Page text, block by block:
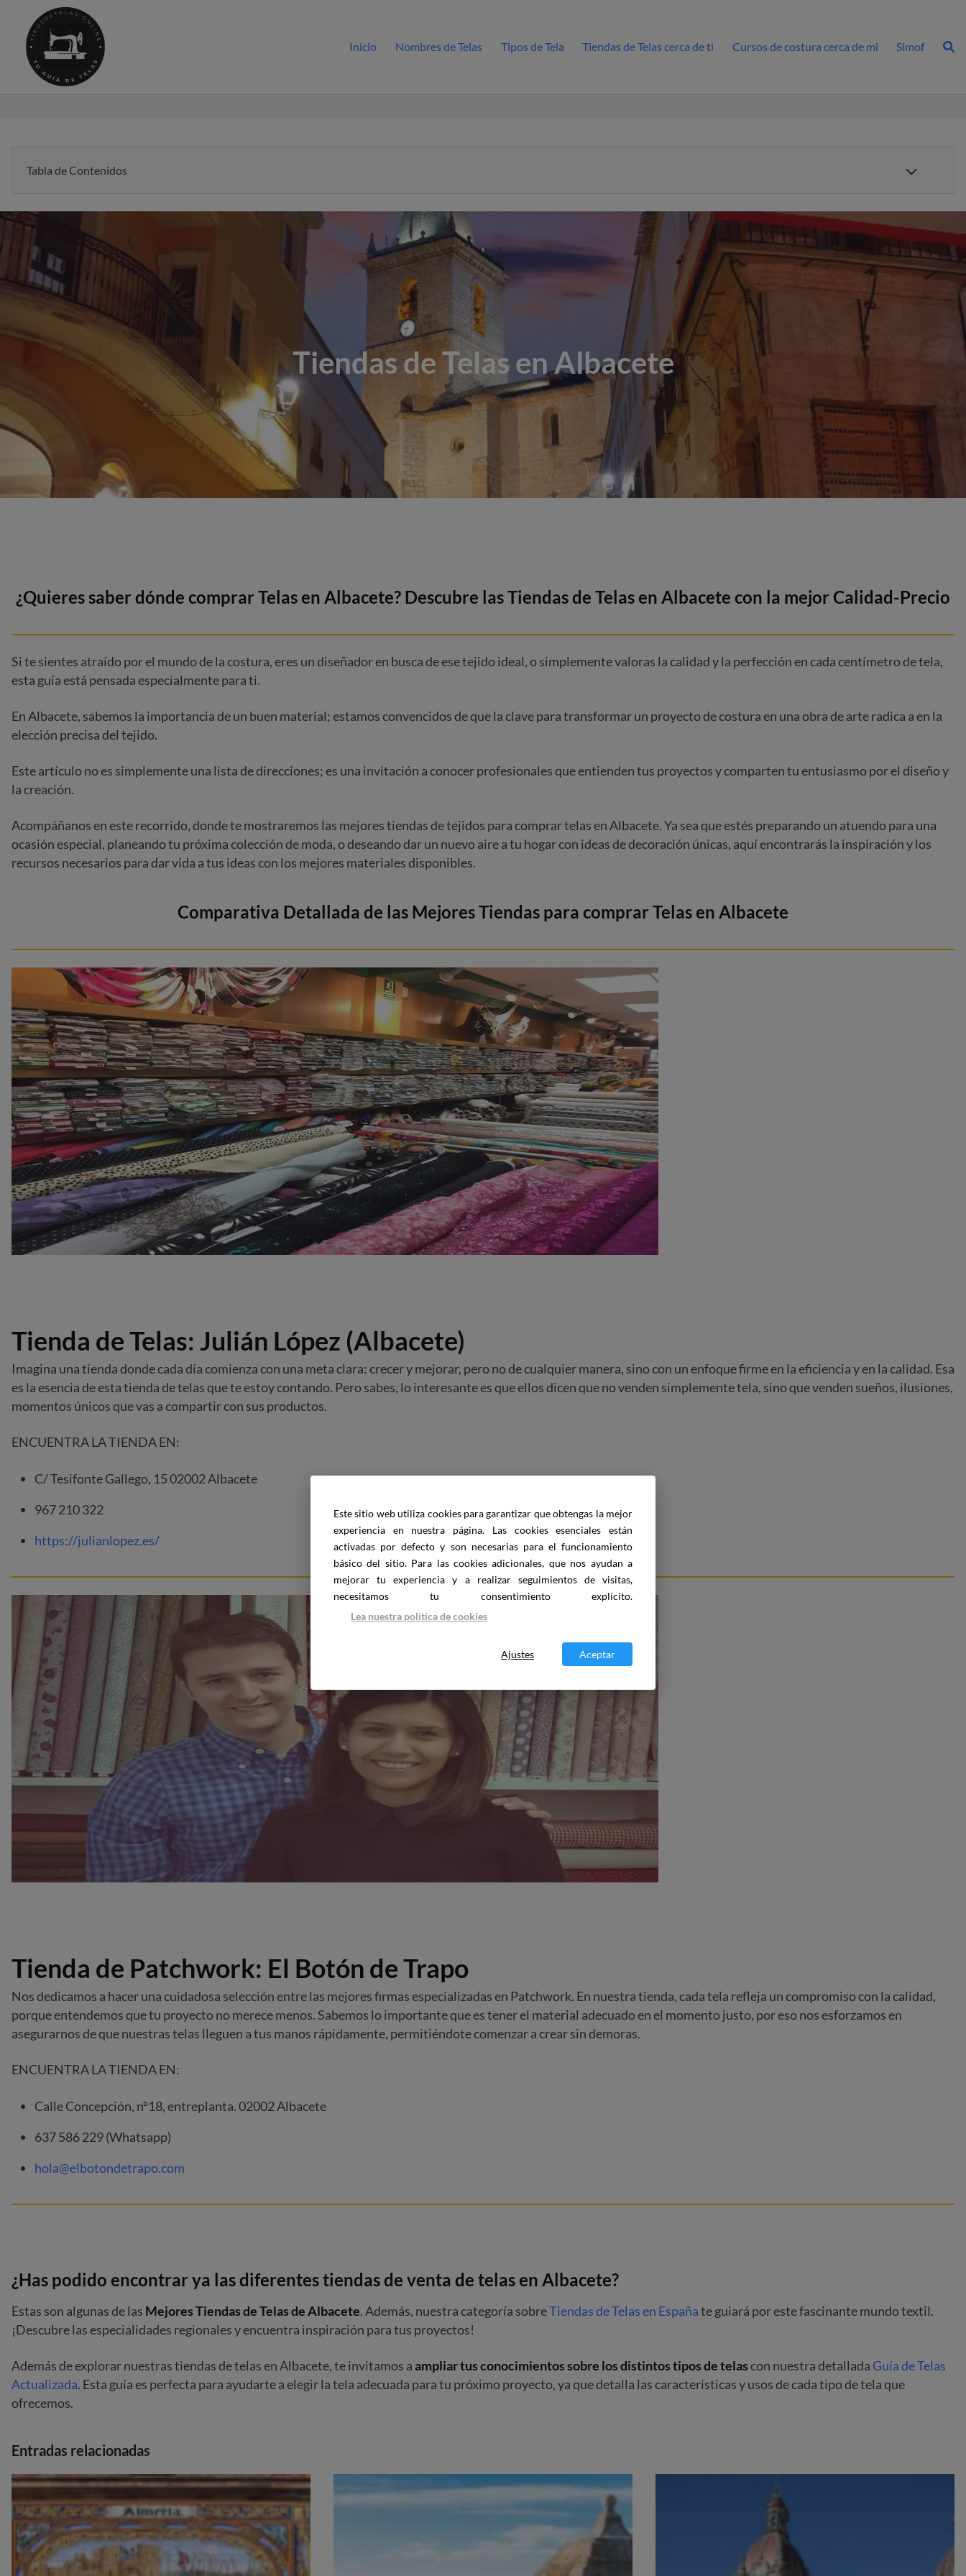
contenido
Inicio Nombres de Telas Tipos de Tela Tiendas de Telas cerca de ti Cursos de costura cerca de mi Simof
Tabla de Contenidos
Tiendas de Telas en Albacete
¿Quieres saber dónde comprar Telas en Albacete? Descubre las Tiendas de Telas en Albacete con la mejor Calidad-Precio
Si te sientes atraído por el mundo de la costura, eres un diseñador en busca de ese tejido ideal, o simplemente valoras la calidad y la perfección en cada centímetro de tela,
esta guía está pensada especialmente para ti.
En Albacete, sabemos la importancia de un buen material; estamos convencidos de que la clave para transformar un proyecto de costura en una obra de arte radica a en la
elección precisa del tejido.
Este artículo no es simplemente una lista de direcciones; es una invitación a conocer profesionales que entienden tus proyectos y comparten tu entusiasmo por el diseño y
la creación.
Acompáñanos en este recorrido, donde te mostraremos las mejores tiendas de tejidos para comprar telas en Albacete. Ya sea que estés preparando un atuendo para una
ocasión especial, planeando tu próxima colección de moda, o deseando dar un nuevo aire a tu hogar con ideas de decoración únicas, aquí encontrarás la inspiración y los
recursos necesarios para dar vida a tus ideas con los mejores materiales disponibles.
Comparativa Detallada de las Mejores Tiendas para comprar Telas en Albacete
Tienda de Telas: Julián López (Albacete)
Imagina una tienda donde cada día comienza con una meta clara: crecer y mejorar, pero no de cualquier manera, sino con un enfoque firme en la eficiencia y en la calidad. Esa
es la esencia de esta tienda de telas que te estoy contando. Pero sabes, lo interesante es que ellos dicen que no venden simplemente tela, sino que venden sueños, ilusiones,
momentos únicos que vas a compartir con sus productos.
ENCUENTRA LA TIENDA EN:
C/ Tesifonte Gallego, 15 02002 Albacete
967 210 322
https://julianlopez.es/
Tienda de Patchwork: El Botón de Trapo
Nos dedicamos a hacer una cuidadosa selección entre las mejores firmas especializadas en Patchwork. En nuestra tienda, cada tela refleja un compromiso con la calidad,
porque entendemos que tu proyecto no merece menos. Sabemos lo importante que es tener el material adecuado en el momento justo, por eso nos esforzamos en
asegurarnos de que nuestras telas lleguen a tus manos rápidamente, permitiéndote comenzar a crear sin demoras.
ENCUENTRA LA TIENDA EN:
Calle Concepción, nº18, entreplanta. 02002 Albacete
637 586 229 (Whatsapp)
hola@elbotondetrapo.com
¿Has podido encontrar ya las diferentes tiendas de venta de telas en Albacete?
Estas son algunas de las Mejores Tiendas de Telas de Albacete. Además, nuestra categoría sobreTiendas de Telas en Españate guiará por este fascinante mundo textil.
¡Descubre las especialidades regionales y encuentra inspiración para tus proyectos!
Además de explorar nuestras tiendas de telas en Albacete, te invitamos aampliar tus conocimientos sobre los distintos tipos de telascon nuestra detallada Guía de Telas
Actualizada. Esta guía es perfecta para ayudarte a elegir la tela adecuada para tu próximo proyecto, ya que detalla las características y usos de cada tipo de tela que
ofrecemos.
Entradas relacionadas
Este sitio web utiliza cookies para garantizar que obtengas la mejor
experiencia en nuestra página. Las cookies esenciales están
activadas por defecto y son necesarias para el funcionamiento
básico del sitio. Para las cookies adicionales, que nos ayudan a
mejorar tu experiencia y a realizar seguimientos de visitas,
necesitamos tu consentimiento explícito.
Lea nuestra política de cookies
Aceptar
Ajustes